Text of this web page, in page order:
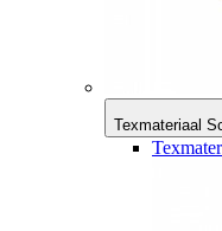
Texmateriaal